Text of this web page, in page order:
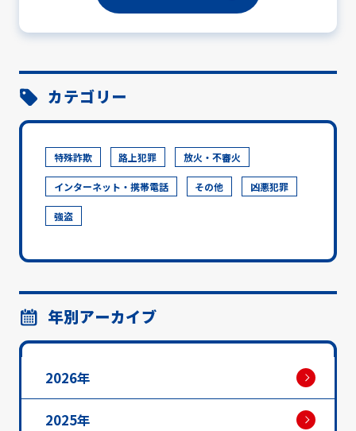
カテゴリー
特殊詐欺 路上犯罪 放火・不審火
インターネット・携帯電話 その他 凶悪犯罪
強盗
年別アーカイブ
2026年
2025年